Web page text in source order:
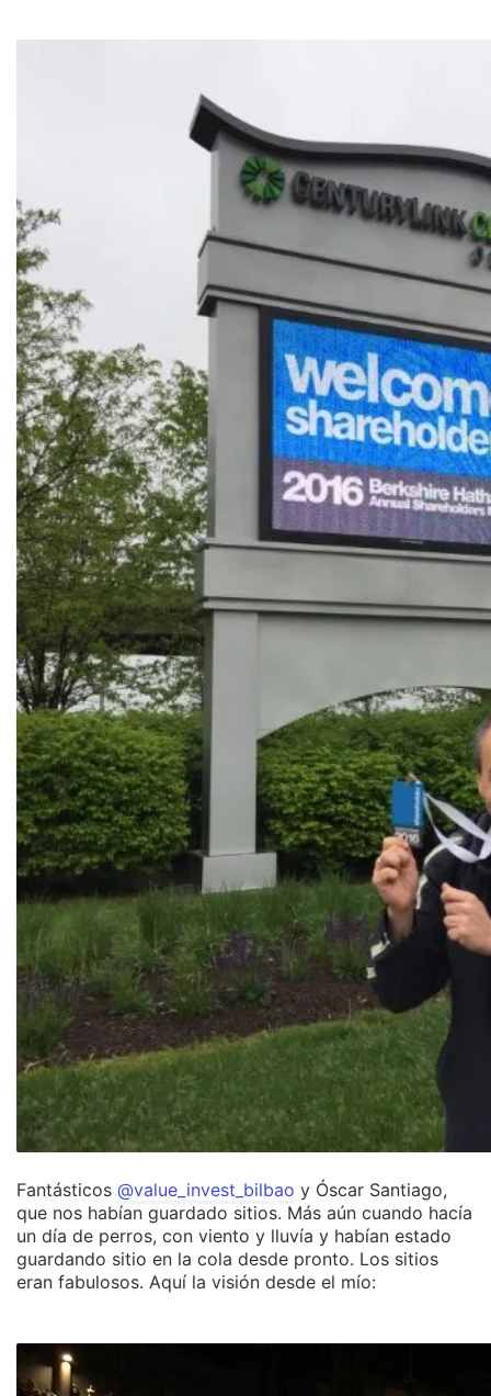
Fantásticos @value_invest_bilbao y Óscar Santiago,
que nos habían guardado sitios. Más aún cuando hacía
un día de perros, con viento y lluvía y habían estado
guardando sitio en la cola desde pronto. Los sitios
eran fabulosos. Aquí la visión desde el mío: